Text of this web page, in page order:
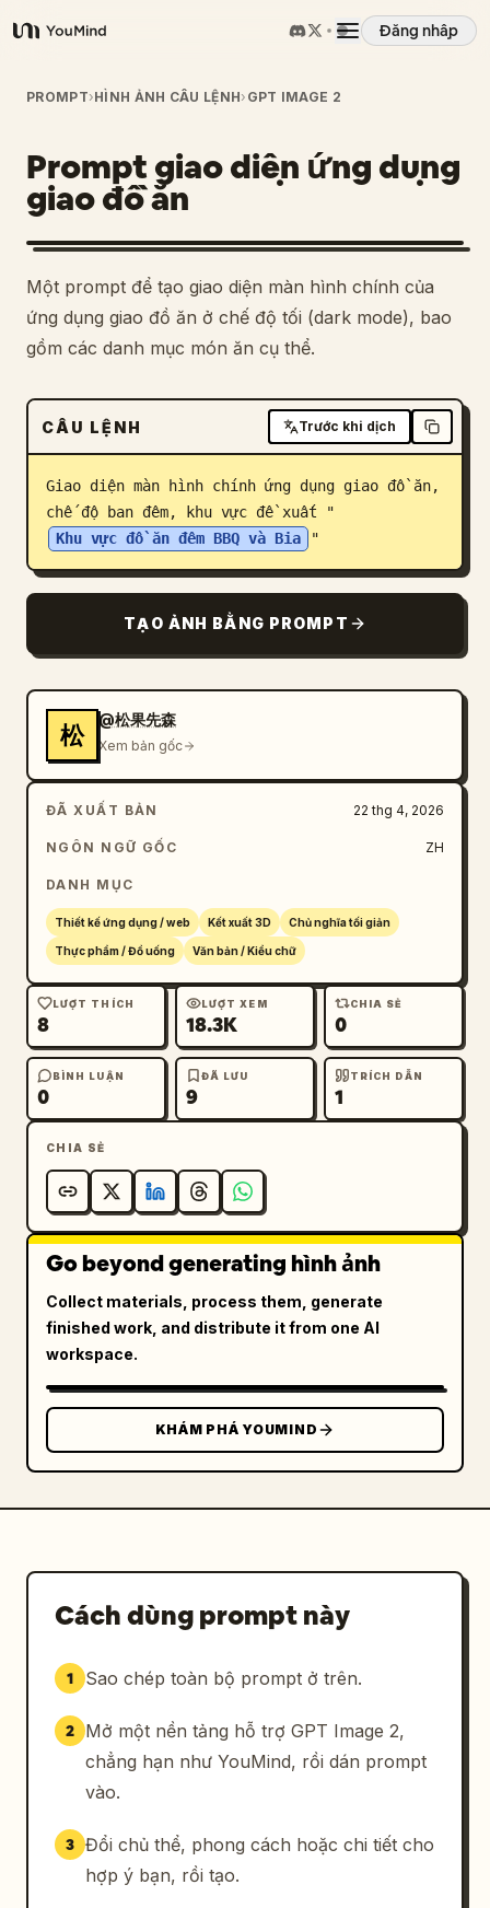
YouMind
Đăng nhập
Tổng quan
Các trường hợp sử dụng
Kỹ năng
Lời nhắc
Tải xuống
Blog
Cập nhật
PROMPT›HÌNH ẢNH CÂU LỆNH› GPT IMAGE 2
Prompt giao diện ứng dụng
giao đồ ăn
Một prompt để tạo giao diện màn hình chính của
ứng dụng giao đồ ăn ở chế độ tối (dark mode), bao
gồm các danh mục món ăn cụ thể.
CÂU LỆNH Trước khi dịch
Giao diện màn hình chính ứng dụng giao đồ ăn,
chế độ ban đêm, khu vực đề xuất "
Khu vực đồ ăn đêm BBQ và Bia
"
TẠO ẢNH BẰNG PROMPT
松
@松果先森
Xem bản gốc
ĐÃ XUẤT BẢN 22 thg 4, 2026
NGÔN NGỮ GỐC ZH
DANH MỤC
Thiết kế ứng dụng / web Kết xuất 3D Chủ nghĩa tối giản
Thực phẩm / Đồ uống Văn bản / Kiểu chữ
LƯỢT THÍCH
8
LƯỢT XEM
18.3K
CHIA SẺ
0
BÌNH LUẬN
0
ĐÃ LƯU
9
TRÍCH DẪN
1
CHIA SẺ
Go beyond generating hình ảnh
Collect materials, process them, generate
finished work, and distribute it from one AI
workspace.
KHÁM PHÁ YOUMIND
Cách dùng prompt này
1 Sao chép toàn bộ prompt ở trên.
2
Mở một nền tảng hỗ trợ GPT Image 2,
chẳng hạn như YouMind, rồi dán prompt
vào.
3 Đổi chủ thể, phong cách hoặc chi tiết cho
hợp ý bạn, rồi tạo.